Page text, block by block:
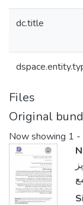
dc.title
Files
Original
Now showing 1 -